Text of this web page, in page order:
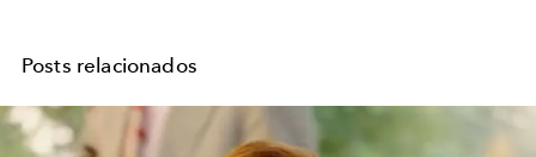
Posts relacionados